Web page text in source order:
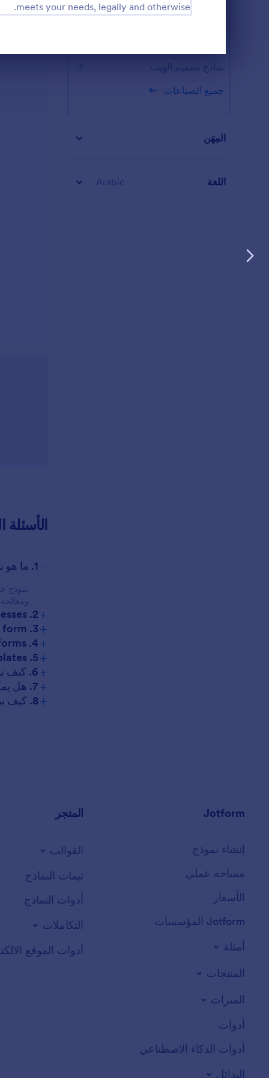
meets your needs, legally and otherwise.
الأسئلة
- 1. ما هو نموذج خدمات الحيوانات الأليفة؟
نموذج
+
2. Why are pet services forms important for businesses?
+
3. What information is typically collected in a pet services form?
+
4. Are there different types of pet services forms?
+
5. Who can use pet services form templates?
+6. كيف تساعد نماذج خدمات الحيوانات الأليفة في الامتثال والخصوصية؟
+7. هل يمكن دمج نماذج خدمات الحيوانات الأليفة مع أنظمة الدفع؟
+8. كيف يمكن للملاحظات التي يتم جمعها من خلال نماذج خدمات الحيوانات الأليفة تحسين العمليات التجارية؟
النماذج الرياضية 40
نماذج تصميم الويب
جميع الصناعات
المِهَن
اللغة Arabic
Jotform
إنشاء نموذج
مساحة عملي
الأسعار
Jotform المؤسسات
أمثلة
المنتجات
الميزات
أدوات
أدوات الذكاء الاصطناعي
البدائل
المتجر
القوالب
ثيمات النماذج
أدوات النماذج
التكاملات
أدوات الموقع